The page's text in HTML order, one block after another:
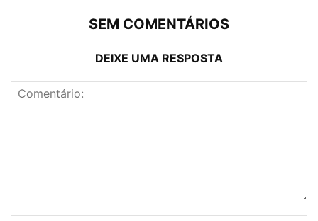
SEM COMENTÁRIOS
DEIXE UMA RESPOSTA